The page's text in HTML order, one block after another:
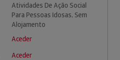
Atividades De Ação Social
Para Pessoas Idosas, Sem
Alojamento
Aceder
Aceder